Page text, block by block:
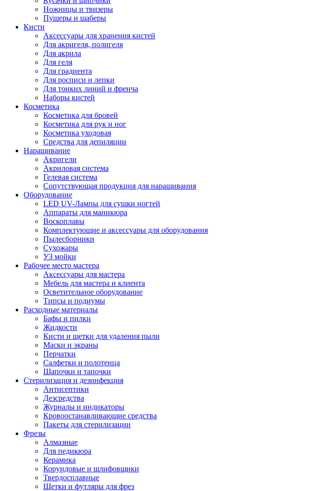
Ножницы и твизеры
Пушеры и шаберы
Кисти
Аксессуары для хранения кистей
Для акригеля, полигеля
Для акрила
Для геля
Для градиента
Для росписи и лепки
Для тонких линий и френча
Наборы кистей
Косметика
Косметика для бровей
Косметика для рук и ног
Косметика уходовая
Средства для депиляции
Наращивание
Акригели
Акриловая система
Гелевая система
Сопутствующая продукция для наращивания
Оборудование
LED UV-Лампы для сушки ногтей
Аппараты для маникюра
Воскоплавы
Комплектующие и аксессуары для оборудования
Пылесборники
Сухожары
УЗ мойки
Рабочее место мастера
Аксессуары для мастера
Мебель для мастера и клиента
Осветительное оборудование
Типсы и подиумы
Расходные материалы
Бафы и пилки
Жидкости
Кисти и щетки для удаления пыли
Маски и экраны
Перчатки
Салфетки и полотенца
Шапочки и тапочки
Стерилизация и дезинфекция
Антисептики
Дезсредства
Журналы и индикаторы
Кровоостанавливающие средства
Пакеты для стерилизации
Фрезы
Алмазные
Для педикюра
Керамика
Корундовые и шлифовщики
Твердосплавные
Щетки и футляры для фрез